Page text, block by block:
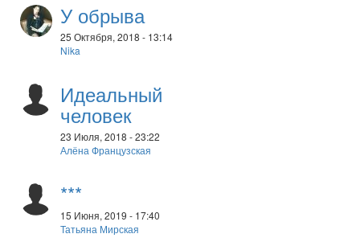
У обрыва
25 Октября, 2018 - 13:14
Nika
Идеальный
человек
23 Июля, 2018 - 23:22
Алёна Французская
***
15 Июня, 2019 - 17:40
Татьяна Мирская